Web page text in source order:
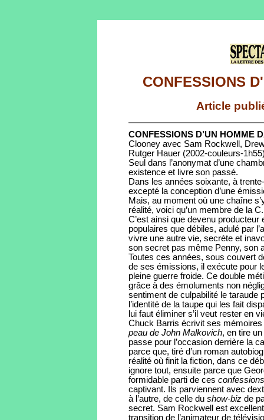
CONFESSIONS
Article
CONFESSIONS D’UN HOMME
Clooney avec Sam Rockwell,
Rutger Hauer (2002-couleurs-
Seul dans l’anonymat d’une
existence et livre son passé.
Dans les années soixante, à
excepté la conception d’une
Mais, au moment où une chaîne
réalité, voici qu’un membre de la
C’est ainsi que devenu
populaires que débiles, adulé par
vivre une autre vie, secrète et
son secret pas même Penny, son
Toutes ces années, sous couvert
de ses émissions, il exécute pour
pleine guerre froide. Ce double
grâce à des émoluments non
sentiment de culpabilité le taraude
l’identité de la taupe qui les fait
lui faut éliminer s’il veut rester en
Chuck Barris écrivit ses
peau de John Malkovich, en tire
passe pour l’occasion derrière la
parce que, tiré d’un roman
réalité où finit la fiction, dans ce
ignore tout, ensuite parce que
formidable parti de ces confessions
captivant. Ils parviennent avec
à l’autre, de celle du show-biz de
secret. Sam Rockwell est
transition de l’animateur de